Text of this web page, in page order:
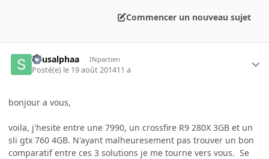
Commencer un nouveau sujet
sirusalphaa INpactien
Posté(e) le 19 août 201411 a
bonjour a vous,
voila, j'hesite entre une 7990, un crossfire R9 280X 3GB et un
sli gtx 760 4GB. N'ayant malheuresement pas trouver un bon
comparatif entre ces 3 solutions je me tourne vers vous. Se